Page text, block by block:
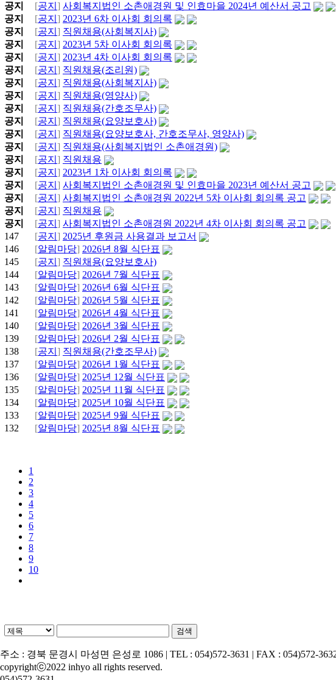
공지
[공지 ] 사회복지법인 소촌애경원 및 인효마을 2024년 예산서 공고
공지
[공지 ] 2023년 6차 이사회 회의록
공지
[공지 ] 직원채용(사회복지사)
공지
[공지 ] 2023년 5차 이사회 회의록
공지
[공지 ] 2023년 4차 이사회 회의록
공지
[공지 ] 직원채용(조리원)
공지
[공지 ] 직원채용(사회복지사)
공지
[공지 ] 직원채용(영양사)
공지
[공지 ] 직원채용(간호조무사)
공지
[공지 ] 직원채용(요양보호사)
공지
[공지 ] 직원채용(요양보호사, 간호조무사, 영양사)
공지
[공지 ] 직원채용(사회복지법인 소촌애경원)
공지
[공지 ] 직원채용
공지
[공지 ] 2023년 1차 이사회 회의록
공지
[공지 ] 사회복지법인 소촌애경원 및 인효마을 2023년 예산서 공고
공지
[공지 ] 사회복지법인 소촌애경원 2022년 5차 이사회 회의록 공고
공지
[공지 ] 직원채용
공지
[공지 ] 사회복지법인 소촌애경원 2022년 4차 이사회 회의록 공고
147
[공지 ] 2025년 후원금 사용결과 보고서
146
[알림마당] 2026년 8월 식단표
145
[공지 ] 직원채용(요양보호사)
144
[알림마당] 2026년 7월 식단표
143
[알림마당] 2026년 6월 식단표
142
[알림마당] 2026년 5월 식단표
141
[알림마당] 2026년 4월 식단표
140
[알림마당] 2026년 3월 식단표
139
[알림마당] 2026년 2월 식단표
138
[공지 ] 직원채용(간호조무사)
137
[알림마당] 2026년 1월 식단표
136
[알림마당] 2025년 12월 식단표
135
[알림마당] 2025년 11월 식단표
134
[알림마당] 2025년 10월 식단표
133
[알림마당] 2025년 9월 식단표
132
[알림마당] 2025년 8월 식단표
1
2
3
4
5
6
7
8
9
10
주소 : 경북 문경시 마성면 은성로 1086 | TEL : 054)572-3631 | FAX : 054)572-
copyrightⓒ2022 inhyo all rights reserved.